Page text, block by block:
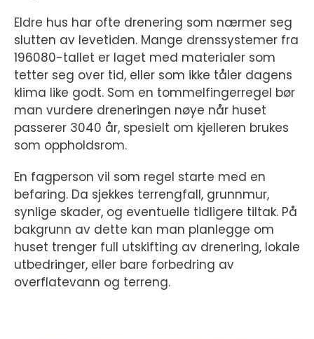
Eldre hus har ofte drenering som nærmer seg
slutten av levetiden. Mange drenssystemer fra
196080-tallet er laget med materialer som
tetter seg over tid, eller som ikke tåler dagens
klima like godt. Som en tommelfingerregel bør
man vurdere dreneringen nøye når huset
passerer 3040 år, spesielt om kjelleren brukes
som oppholdsrom.
En fagperson vil som regel starte med en
befaring. Da sjekkes terrengfall, grunnmur,
synlige skader, og eventuelle tidligere tiltak. På
bakgrunn av dette kan man planlegge om
huset trenger full utskifting av drenering, lokale
utbedringer, eller bare forbedring av
overflatevann og terreng.